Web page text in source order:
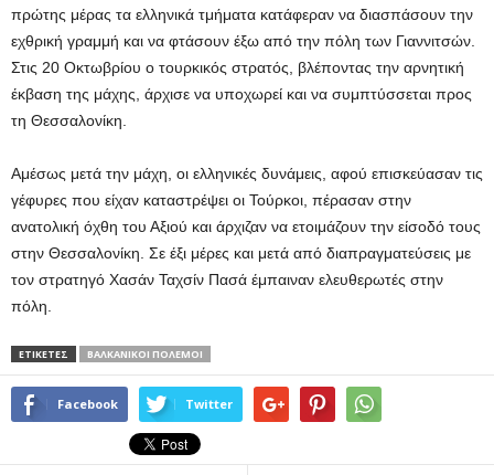
πρώτης μέρας τα ελληνικά τμήματα κατάφεραν να διασπάσουν την
εχθρική γραμμή και να φτάσουν έξω από την πόλη των Γιαννιτσών.
Στις 20 Οκτωβρίου ο τουρκικός στρατός, βλέποντας την αρνητική
έκβαση της μάχης, άρχισε να υποχωρεί και να συμπτύσσεται προς
τη Θεσσαλονίκη.
Αμέσως μετά την μάχη, οι ελληνικές δυνάμεις, αφού επισκεύασαν τις
γέφυρες που είχαν καταστρέψει οι Τούρκοι, πέρασαν στην
ανατολική όχθη του Αξιού και άρχιζαν να ετοιμάζουν την είσοδό τους
στην Θεσσαλονίκη. Σε έξι μέρες και μετά από διαπραγματεύσεις με
τον στρατηγό Χασάν Ταχσίν Πασά έμπαιναν ελευθερωτές στην
πόλη.
ΕΤΙΚΕΤΕΣ ΒΑΛΚΑΝΙΚΟΊ ΠΌΛΕΜΟΙ
Facebook Twitter